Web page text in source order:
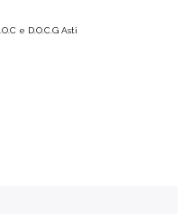
e D.O.C.G Asti